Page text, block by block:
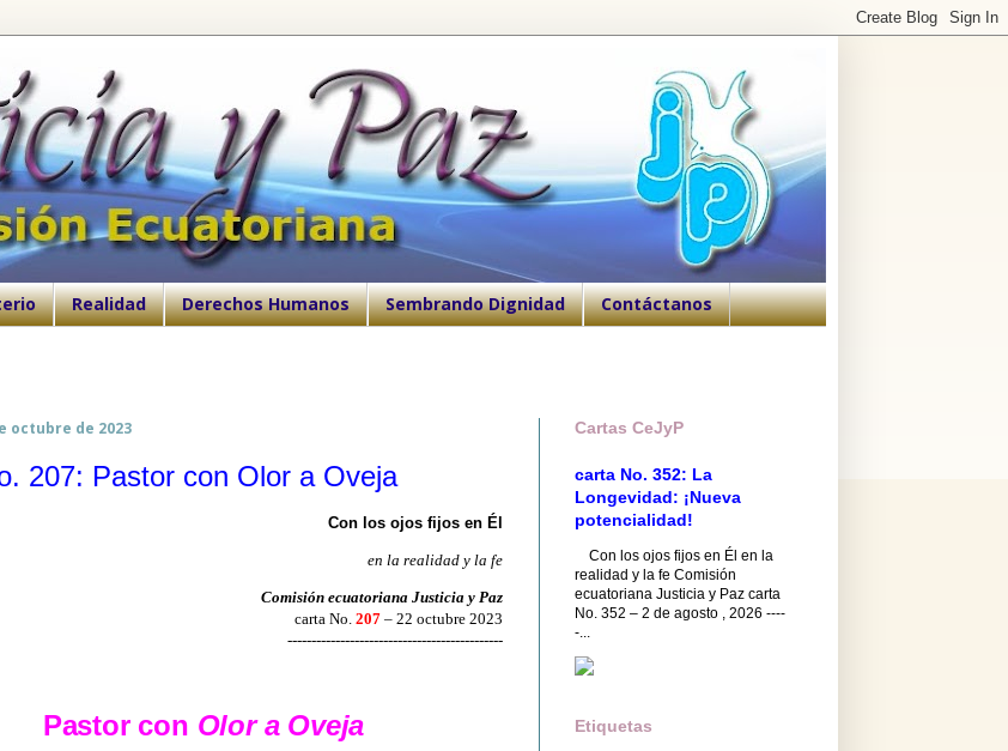
Realidad Derechos Humanos Sembrando Dignidad Contáctanos
octubre de 2023
207: Pastor con Olor a Oveja
Con los ojos fijos en Él
en la realidad y la fe
Comisión ecuatoriana Justicia y Paz
carta No. 207 – 22 octubre 2023
---------------------------------------------
Pastor con Olor a Oveja
Cartas CeJyP
carta No. 352: La
Longevidad: ¡Nueva
potencialidad!
Con los ojos fijos en Él en la
realidad y la fe Comisión
ecuatoriana Justicia y Paz carta
No. 352 – 2 de agosto , 2026 ----
-...
Etiquetas